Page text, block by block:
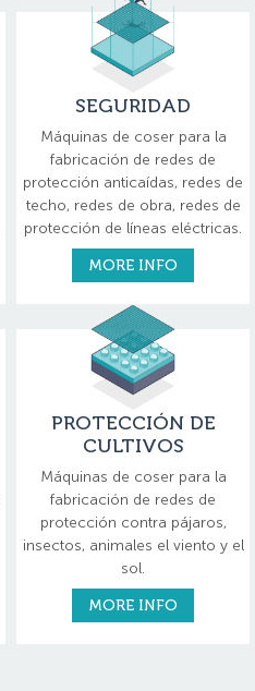
SEGURIDAD
Máquinas de coser para la
fabricación de redes de
protección anticaídas, redes de
techo, redes de obra, redes de
protección de líneas eléctricas.
MORE INFO
PROTECCIÓN DE
CULTIVOS
Máquinas de coser para la
fabricación de redes de
protección contra pájaros,
insectos, animales el viento y el
sol.
MORE INFO